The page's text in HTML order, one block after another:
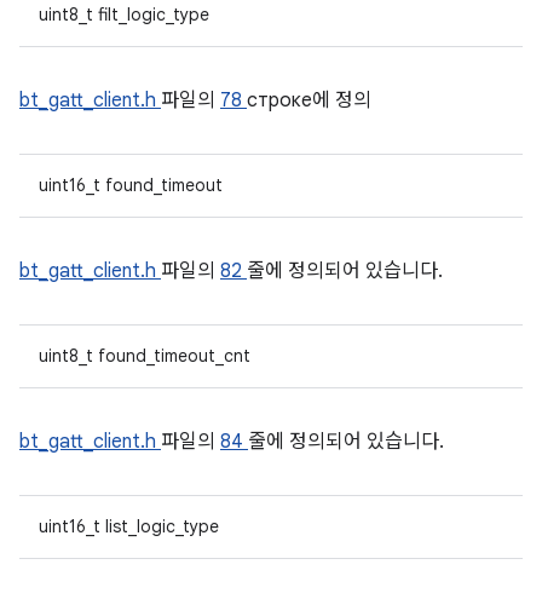
uint8_t filt_logic_type
bt_gatt_client.h 파일의 78 строке에 정의
uint16_t found_timeout
bt_gatt_client.h 파일의 82 줄에 정의되어 있습니다.
uint8_t found_timeout_cnt
bt_gatt_client.h 파일의 84 줄에 정의되어 있습니다.
uint16_t list_logic_type